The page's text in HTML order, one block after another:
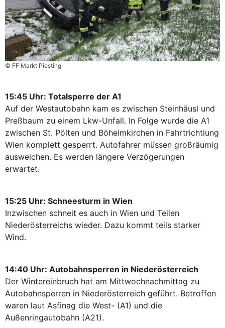
© FF Markt Piesting
15:45 Uhr: Totalsperre der A1
Auf der Westautobahn kam es zwischen Steinhäusl und
Preßbaum zu einem Lkw-Unfall. In Folge wurde die A1
zwischen St. Pölten und Böheimkirchen in Fahrtrichtiung
Wien komplett gesperrt. Autofahrer müssen großräumig
ausweichen. Es werden längere Verzögerungen
erwartet.
15:25 Uhr: Schneesturm in Wien
Inzwischen schneit es auch in Wien und Teilen
Niederösterreichs wieder. Dazu kommt teils starker
Wind.
14:40 Uhr: Autobahnsperren in Niederösterreich
Der Wintereinbruch hat am Mittwochnachmittag zu
Autobahnsperren in Niederösterreich geführt. Betroffen
waren laut Asfinag die West- (A1) und die
Außenringautobahn (A21).